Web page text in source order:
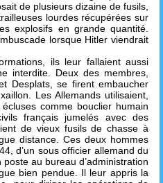
de plusieurs dizaine de fusils,
lourdes récupérées sur
explosifs en grande quantité.
lorsque Hitler viendrait
ils leur fallaient aussi
interdite. Deux des membres,
Desplats, se firent embaucher
Les Allemands utilisaient,
comme bouclier humain
français jumelés avec des
de vieux fusils de chasse à
distance. Ces deux hommes
d’un sous officier allemand du
au bureau d’administration
bien pendue. Il leur appris la